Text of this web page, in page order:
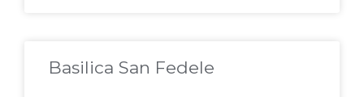
Basilica San Fedele